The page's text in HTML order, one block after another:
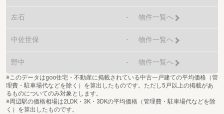
左石 - 物件一覧へ
中佐世保 - 物件一覧へ
野中 - 物件一覧へ
※このデータはgoo住宅・不動産に掲載されている中古一戸建ての平均価格（管
理費・駐車場代などを除く）を算出したものです。ただし5戸以上の掲載があ
るものについてのみ対象とします。
※周辺駅の価格相場は2LDK・3K・3DKの平均価格（管理費・駐車場代などを除
く）を算出したものです。